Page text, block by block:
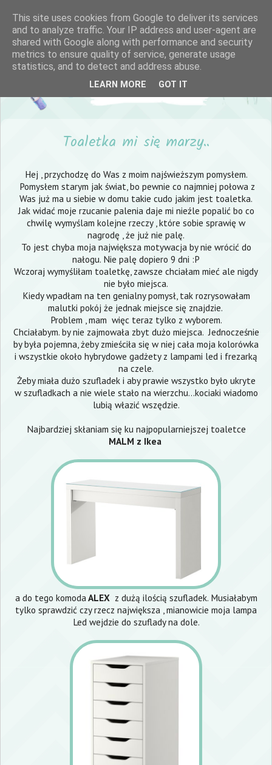
Toaletka mi się marzy..
Hej , przychodzę do Was z moim najświeższym pomysłem.
Pomysłem starym jak świat, bo pewnie co najmniej połowa z
Was już ma u siebie w domu takie cudo jakim jest toaletka.
Jak widać moje rzucanie palenia daje mi nieźle popalić bo co
chwilę wymyślam kolejne rzeczy , które sobie sprawię w
nagrodę , że już nie palę.
To jest chyba moja największa motywacja by nie wrócić do
nałogu. Nie palę dopiero 9 dni :P
Wczoraj wymyśliłam toaletkę, zawsze chciałam mieć ale nigdy
nie było miejsca.
Kiedy wpadłam na ten genialny pomysł, tak rozrysowałam
malutki pokój że jednak miejsce się znajdzie.
Problem , mam więc teraz tylko z wyborem.
Chciałabym. by nie zajmowała zbyt dużo miejsca. Jednocześnie
by była pojemna, żeby zmieściła się w niej cała moja kolorówka
i wszystkie około hybrydowe gadżety z lampami led i frezarką
na czele.
Żeby miała dużo szufladek i aby prawie wszystko było ukryte
w szufladkach a nie wiele stało na wierzchu...kociaki wiadomo
lubią włazić wszędzie.
Najbardziej skłaniam się ku najpopularniejszej toaletce
MALM z Ikea
a do tego komodaALEXz dużą ilością szufladek. Musiałabym
tylko sprawdzić czy rzecz największa , mianowicie moja lampa
Led wejdzie do szuflady na dole.
This site uses cookies from Google to deliver its services
and to analyze traffic. Your IP address and user-agent are
shared with Google along with performance and security
metrics to ensure quality of service, generate usage
statistics, and to detect and address abuse.
LEARN MORE GOT IT